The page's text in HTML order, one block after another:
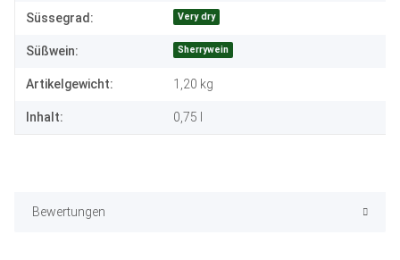
Süssegrad: Very dry
Süßwein: Sherrywein
Artikelgewicht: 1,20 kg
Inhalt: 0,75 l
Bewertungen